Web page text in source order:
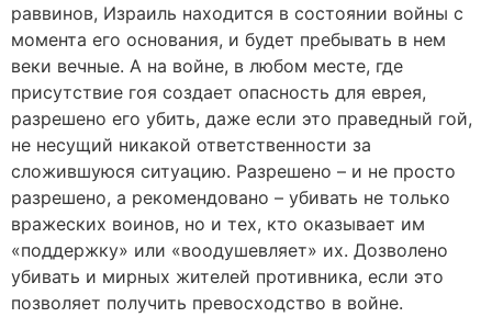
раввинов, Израиль находится в состоянии войны с
момента его основания, и будет пребывать в нем
веки вечные. А на войне, в любом месте, где
присутствие гоя создает опасность для еврея,
разрешено его убить, даже если это праведный гой,
не несущий никакой ответственности за
сложившуюся ситуацию. Разрешено – и не просто
разрешено, а рекомендовано – убивать не только
вражеских воинов, но и тех, кто оказывает им
«поддержку» или «воодушевляет» их. Дозволено
убивать и мирных жителей противника, если это
позволяет получить превосходство в войне.